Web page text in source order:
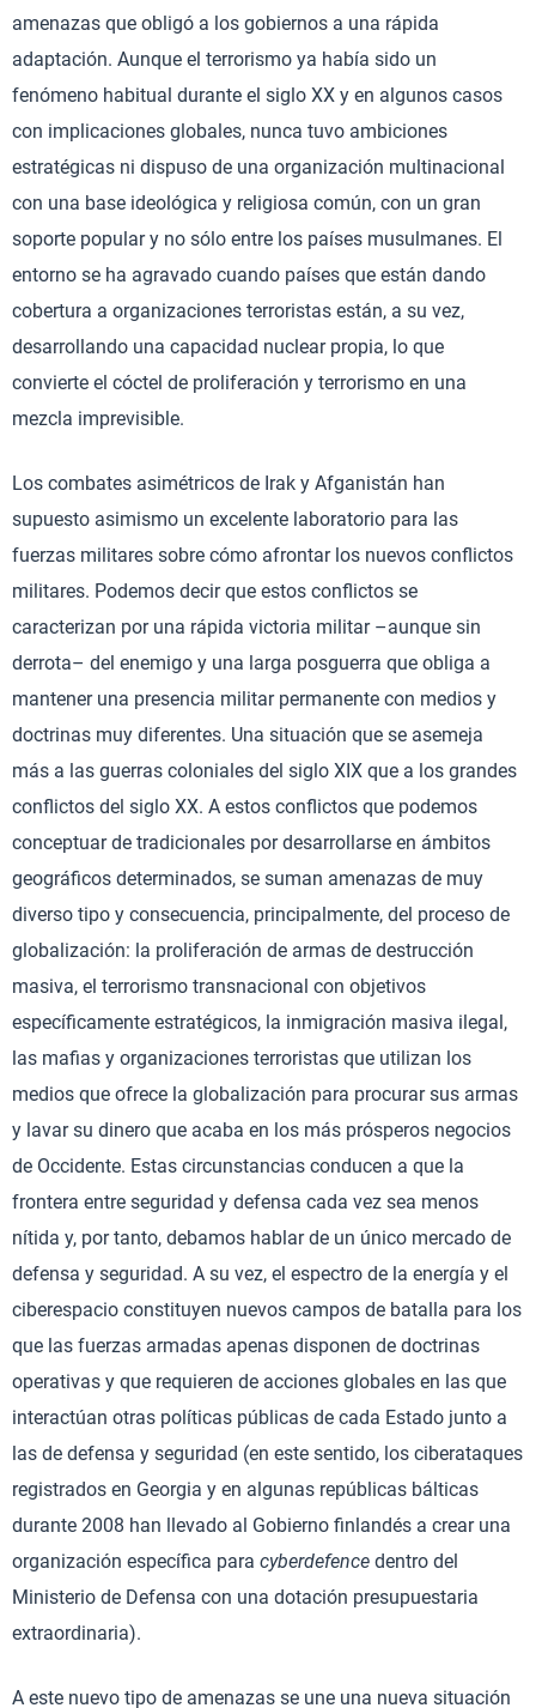
amenazas que obligó a los gobiernos a una rápida
adaptación. Aunque el terrorismo ya había sido un
fenómeno habitual durante el siglo XX y en algunos casos
con implicaciones globales, nunca tuvo ambiciones
estratégicas ni dispuso de una organización multinacional
con una base ideológica y religiosa común, con un gran
soporte popular y no sólo entre los países musulmanes. El
entorno se ha agravado cuando países que están dando
cobertura a organizaciones terroristas están, a su vez,
desarrollando una capacidad nuclear propia, lo que
convierte el cóctel de proliferación y terrorismo en una
mezcla imprevisible.
Los combates asimétricos de Irak y Afganistán han
supuesto asimismo un excelente laboratorio para las
fuerzas militares sobre cómo afrontar los nuevos conflictos
militares. Podemos decir que estos conflictos se
caracterizan por una rápida victoria militar –aunque sin
derrota– del enemigo y una larga posguerra que obliga a
mantener una presencia militar permanente con medios y
doctrinas muy diferentes. Una situación que se asemeja
más a las guerras coloniales del siglo XIX que a los grandes
conflictos del siglo XX. A estos conflictos que podemos
conceptuar de tradicionales por desarrollarse en ámbitos
geográficos determinados, se suman amenazas de muy
diverso tipo y consecuencia, principalmente, del proceso de
globalización: la proliferación de armas de destrucción
masiva, el terrorismo transnacional con objetivos
específicamente estratégicos, la inmigración masiva ilegal,
las mafias y organizaciones terroristas que utilizan los
medios que ofrece la globalización para procurar sus armas
y lavar su dinero que acaba en los más prósperos negocios
de Occidente. Estas circunstancias conducen a que la
frontera entre seguridad y defensa cada vez sea menos
nítida y, por tanto, debamos hablar de un único mercado de
defensa y seguridad. A su vez, el espectro de la energía y el
ciberespacio constituyen nuevos campos de batalla para los
que las fuerzas armadas apenas disponen de doctrinas
operativas y que requieren de acciones globales en las que
interactúan otras políticas públicas de cada Estado junto a
las de defensa y seguridad (en este sentido, los ciberataques
registrados en Georgia y en algunas repúblicas bálticas
durante 2008 han llevado al Gobierno finlandés a crear una
organización específica para cyberdefence dentro del
Ministerio de Defensa con una dotación presupuestaria
extraordinaria).
A este nuevo tipo de amenazas se une una nueva situación